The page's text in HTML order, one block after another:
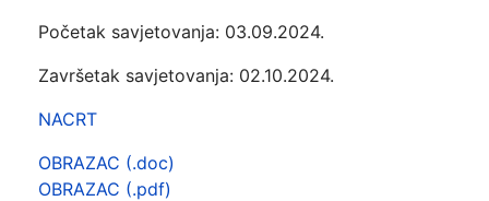
Početak savjetovanja: 03.09.2024.
Završetak savjetovanja: 02.10.2024.
NACRT
OBRAZAC (.doc)
OBRAZAC (.pdf)